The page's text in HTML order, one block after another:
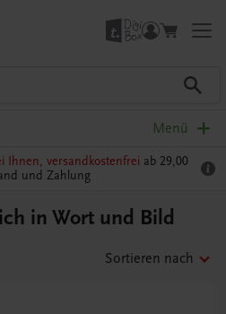
Menü
Ihnen, versandkostenfrei ab 29,00
und Zahlung
in Wort und Bild
Sortieren nach